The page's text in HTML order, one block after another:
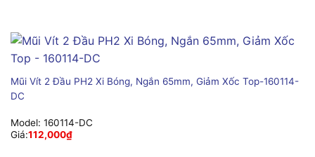
Mũi Vít 2 Đầu PH2 Xi Bóng, Ngắn 65mm, Giảm Xốc Top-160114-
DC
Model: 160114-DC
Giá:112,000₫